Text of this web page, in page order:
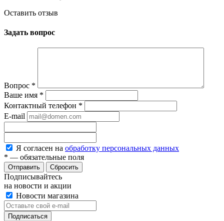
Оставить отзыв
Задать вопрос
Вопрос *
Ваше имя *
Контактный телефон *
E-mail
Я согласен на обработку персональных данных
* — обязательные поля
Сбросить
Подписывайтесь
на новости и акции
Новости магазина